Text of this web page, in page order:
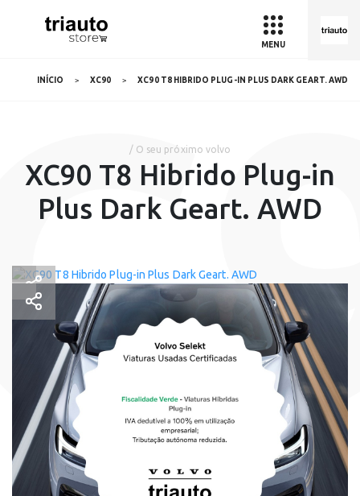
MENU
INÍCIO XC90 XC90 T8 HIBRIDO PLUG-IN PLUS DARK GEART. AWD
/ O seu próximo volvo
XC90 T8 Hibrido Plug-in
Plus Dark Geart. AWD